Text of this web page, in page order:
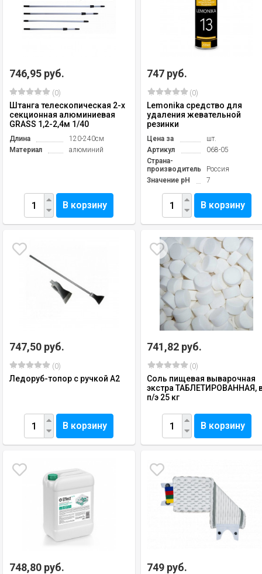
746,95 руб.
(0)
Штанга телескопическая 2-х
секционная алюминиевая
GRASS 1,2-2,4м 1/40
Длина
120-240см
Материал
алюминий
В корзину
747 руб.
(0)
Lemonika средство для
удаления жевательной
резинки
Цена за
шт.
Артикул
068-05
Страна-
производитель
Россия
Значение pH
7
В корзину
747,50 руб.
(0)
Ледоруб-топор с ручкой А2
В корзину
741,82 руб.
(0)
Соль пищевая выварочная
экстра ТАБЛЕТИРОВАННАЯ,
п/э 25 кг
В корзину
748,80 руб. 749 руб.